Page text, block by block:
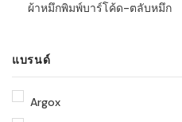
ผ้าหมึกพิมพ์บาร์โค้ด-ตลับหมึก
แบรนด์
Argox